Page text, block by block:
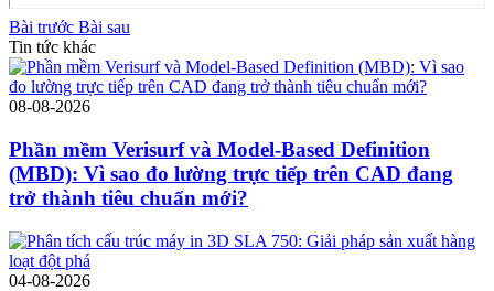
Bài trước Bài sau
Tin tức khác
08-08-2026
Phần mềm Verisurf và Model-Based Definition
(MBD): Vì sao đo lường trực tiếp trên CAD đang
trở thành tiêu chuẩn mới?
04-08-2026